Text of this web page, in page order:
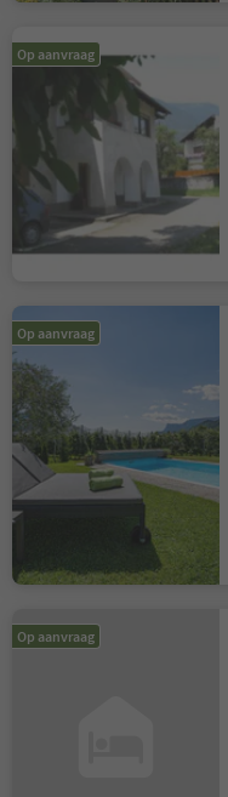
Op aanvraag
Op aanvraag
Op aanvraag